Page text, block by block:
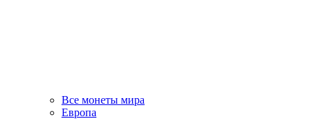
Все монеты мира
Европа